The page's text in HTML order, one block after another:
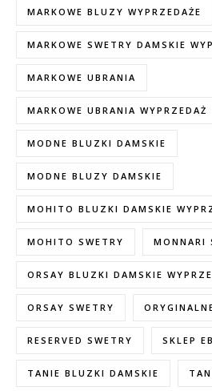
MARKOWE BLUZY WYPRZEDAŻE
MARKOWE SWETRY DAMSKIE
MARKOWE UBRANIA
MARKOWE UBRANIA WYPRZEDAŻ
MODNE BLUZKI DAMSKIE
MODNE BLUZY DAMSKIE
MOHITO BLUZKI DAMSKIE
MOHITO SWETRY MONNARI
ORSAY BLUZKI DAMSKIE
ORSAY SWETRY
RESERVED SWETRY SKLEP
TANIE BLUZKI DAMSKIE